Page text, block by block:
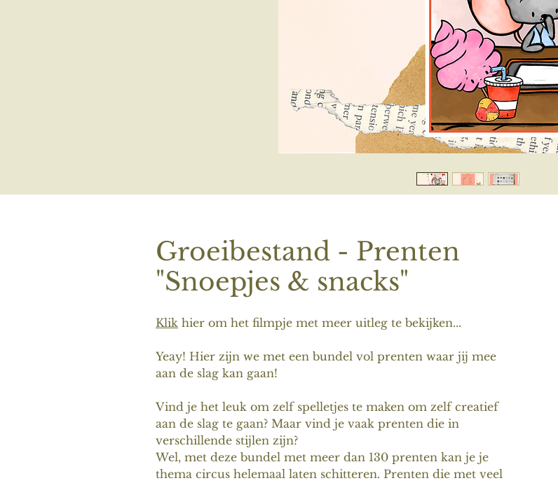
Groeibestand - Prenten
"Snoepjes & snacks"
Klik hier om het filmpje met meer uitleg te bekijken...
Yeay! Hier zijn we met een bundel vol prenten waar jij mee
aan de slag kan gaan!
Vind je het leuk om zelf spelletjes te maken om zelf creatief
aan de slag te gaan? Maar vind je vaak prenten die in
verschillende stijlen zijn?
Wel, met deze bundel met meer dan 130 prenten kan je je
thema circus helemaal laten schitteren. Prenten die met veel